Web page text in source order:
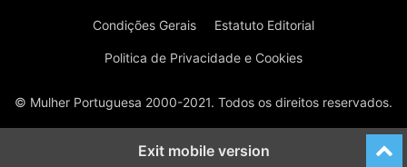
Condições Gerais Estatuto Editorial
Politica de Privacidade e Cookies
© Mulher Portuguesa 2000-2021. Todos os direitos reservados.
Exit mobile version